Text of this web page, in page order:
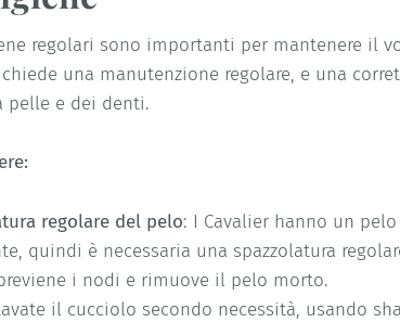
regolari sono importanti per mantenere il
una manutenzione regolare, e una
pelle e dei denti.
regolare del pelo: I Cavalier hanno un
quindi è necessaria una spazzolatura
i nodi e rimuove il pelo morto.
il cucciolo secondo necessità, usando